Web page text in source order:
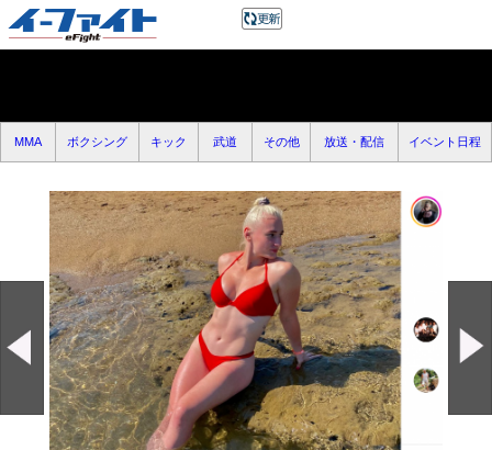
MMA ボクシング キック 武道 その他 放送・配信 イベント日程